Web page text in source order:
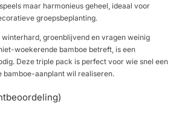
maar harmonieus geheel, ideaal voor
groepsbeplanting.
groenblijvend en vragen weinig
woekerende bamboe betreft, is een
Deze triple pack is perfect voor wie snel een
bamboe-aanplant wil realiseren.